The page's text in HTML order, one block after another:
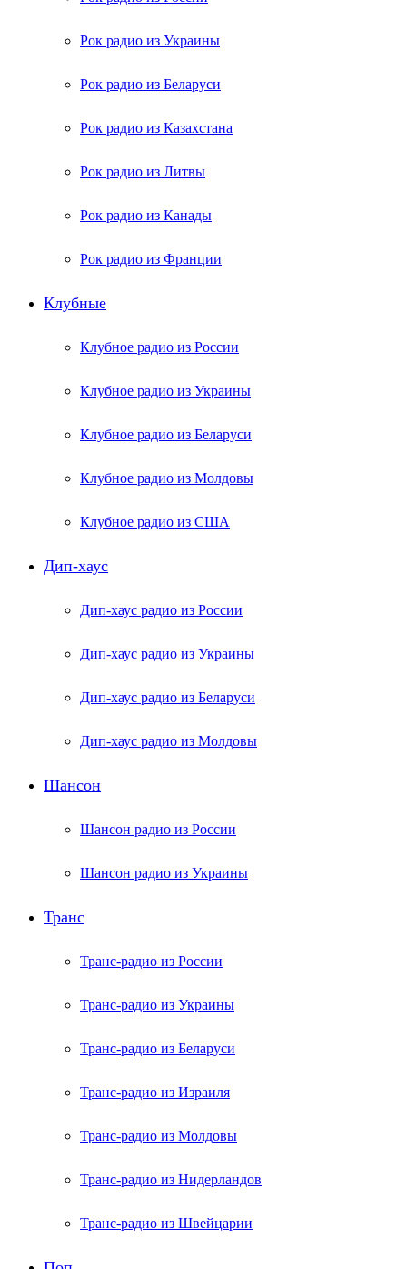
Рок радио из Украины
Рок радио из Беларуси
Рок радио из Казахстана
Рок радио из Литвы
Рок радио из Канады
Рок радио из Франции
Клубные
Клубное радио из России
Клубное радио из Украины
Клубное радио из Беларуси
Клубное радио из Молдовы
Клубное радио из США
Дип-хаус
Дип-хаус радио из России
Дип-хаус радио из Украины
Дип-хаус радио из Беларуси
Дип-хаус радио из Молдовы
Шансон
Шансон радио из России
Шансон радио из Украины
Транс
Транс-радио из России
Транс-радио из Украины
Транс-радио из Беларуси
Транс-радио из Израиля
Транс-радио из Молдовы
Транс-радио из Нидерландов
Транс-радио из Швейцарии